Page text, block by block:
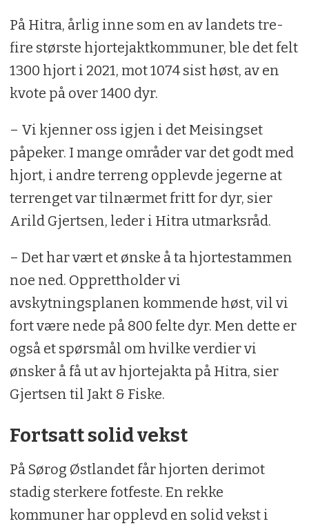
På Hitra, årlig inne som en av landets tre-
fire største hjortejaktkommuner, ble det felt
1300 hjort i 2021, mot 1074 sist høst, av en
kvote på over 1400 dyr.
– Vi kjenner oss igjen i det Meisingset
påpeker. I mange områder var det godt med
hjort, i andre terreng opplevde jegerne at
terrenget var tilnærmet fritt for dyr, sier
Arild Gjertsen, leder i Hitra utmarksråd.
– Det har vært et ønske å ta hjortestammen
noe ned. Opprettholder vi
avskytningsplanen kommende høst, vil vi
fort være nede på 800 felte dyr. Men dette er
også et spørsmål om hvilke verdier vi
ønsker å få ut av hjortejakta på Hitra, sier
Gjertsen til Jakt & Fiske.
Fortsatt solid vekst
På Sørog Østlandet får hjorten derimot
stadig sterkere fotfeste. En rekke
kommuner har opplevd en solid vekst i